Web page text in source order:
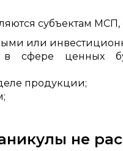
субъектам МСП,
или
в сфере ценных
продукции;
не